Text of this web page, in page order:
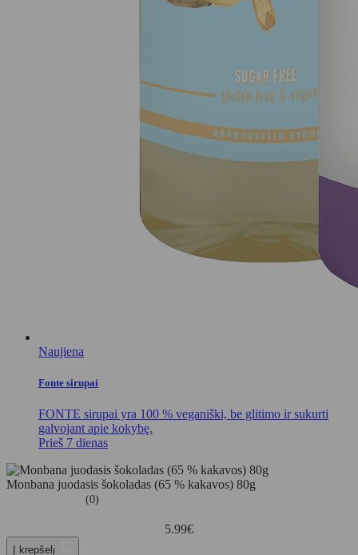
Naujiena
Fonte sirupai
FONTE sirupai yra 100 % veganiški, be glitimo ir sukurti
galvojant apie kokybę.
Prieš 7 dienas
Monbana juodasis šokoladas (65 % kakavos) 80g
(0)
5.99€
Į krepšelį